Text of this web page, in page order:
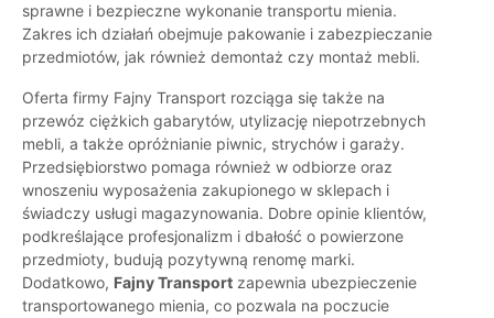
sprawne i bezpieczne wykonanie transportu mienia.
Zakres ich działań obejmuje pakowanie i zabezpieczanie
przedmiotów, jak również demontaż czy montaż mebli.
Oferta firmy Fajny Transport rozciąga się także na
przewóz ciężkich gabarytów, utylizację niepotrzebnych
mebli, a także opróżnianie piwnic, strychów i garaży.
Przedsiębiorstwo pomaga również w odbiorze oraz
wnoszeniu wyposażenia zakupionego w sklepach i
świadczy usługi magazynowania. Dobre opinie klientów,
podkreślające profesjonalizm i dbałość o powierzone
przedmioty, budują pozytywną renomę marki.
Dodatkowo, Fajny Transport zapewnia ubezpieczenie
transportowanego mienia, co pozwala na poczucie